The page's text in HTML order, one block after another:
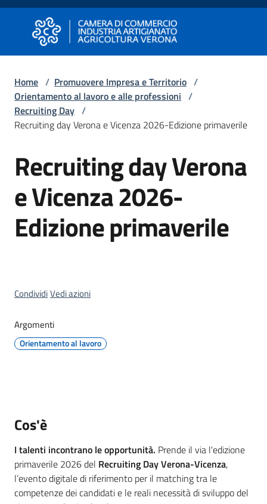
Vai al contenuto
Vai alla navigazione
Vai al footer
Camera di Commercio di Verona
Camera di Commercio di Verona
Avviare
Impresa
Gestire
Impresa
Promuovere
Impresa
Impresa
e
Digitale
Sostenibile
La
Home / Promuovere Impresa e Territorio /
Orientamento al lavoro e alle professioni /
Recruiting Day /
Recruiting day Verona e Vicenza 2026-Edizione primaverile
Salta al contenuto
Recruiting day Verona
e Vicenza 2026-
Edizione primaverile
CondividiVedi azioni
Argomenti
Orientamento al lavoro
Cos'è
I talenti incontrano le opportunità. Prende il via l'edizione
primaverile 2026 del Recruiting Day Verona-Vicenza,
l’evento digitale di riferimento per il matching tra le
competenze dei candidati e le reali necessità di sviluppo del